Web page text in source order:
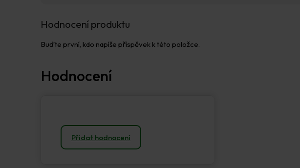
Hodnocení produktu
Buďte první, kdo napíše příspěvek k této položce.
Přidat hodnocení